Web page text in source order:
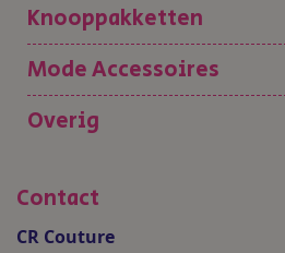
Knooppakketten
Mode Accessoires
Overig
Contact
CR Couture